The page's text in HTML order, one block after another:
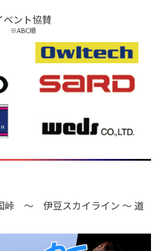
ベント協賛
※ABC順
峠 ～ 伊豆スカイライン ～ 道